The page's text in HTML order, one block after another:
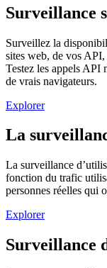
Surveillance
Surveillez la
sites web, de vos
Testez les appels API
de vrais navigateurs.
Explorer
La
La surveillance
fonction du trafic
personnes réelles qui
Explorer
Surveillance